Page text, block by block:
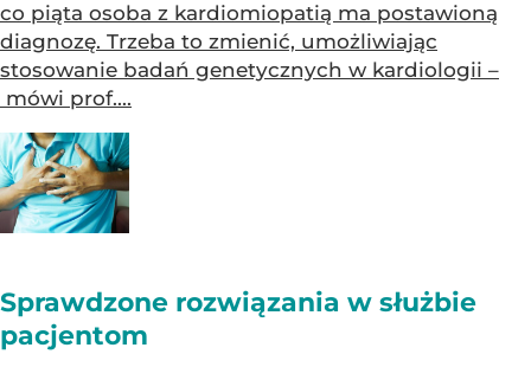
co piąta osoba z kardiomiopatią ma postawioną
diagnozę. Trzeba to zmienić, umożliwiając
stosowanie badań genetycznych w kardiologii –
mówi prof....
Sprawdzone rozwiązania w służbie
pacjentom